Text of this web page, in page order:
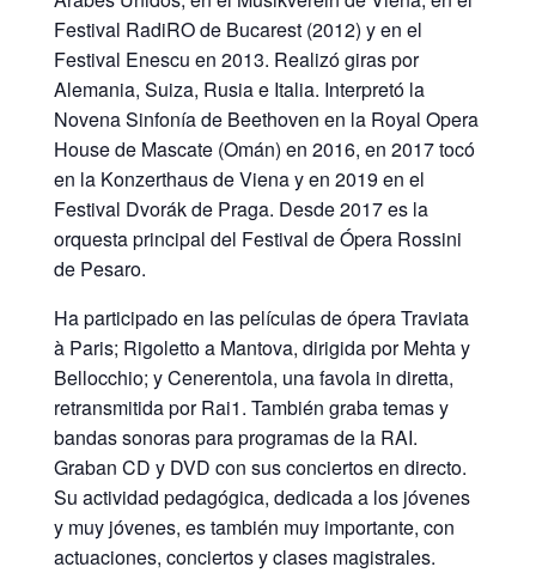
Festival RadiRO de Bucarest (2012) y en el
Festival Enescu en 2013. Realizó giras por
Alemania, Suiza, Rusia e Italia. Interpretó la
Novena Sinfonía de Beethoven en la Royal Opera
House de Mascate (Omán) en 2016, en 2017 tocó
en la Konzerthaus de Viena y en 2019 en el
Festival Dvorák de Praga. Desde 2017 es la
orquesta principal del Festival de Ópera Rossini
de Pesaro.
Ha participado en las películas de ópera Traviata
à Paris; Rigoletto a Mantova, dirigida por Mehta y
Bellocchio; y Cenerentola, una favola in diretta,
retransmitida por Rai1. También graba temas y
bandas sonoras para programas de la RAI.
Graban CD y DVD con sus conciertos en directo.
Su actividad pedagógica, dedicada a los jóvenes
y muy jóvenes, es también muy importante, con
actuaciones, conciertos y clases magistrales.